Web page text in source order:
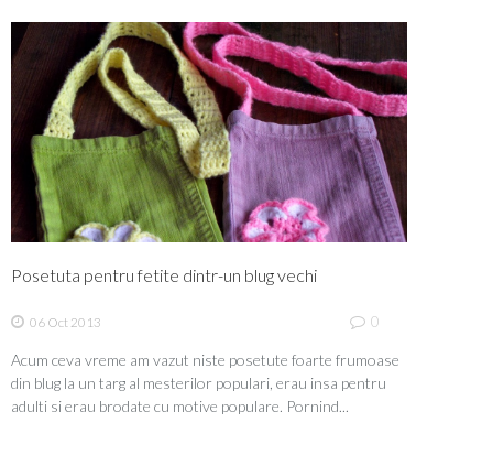
Posetuta pentru fetite dintr-un blug vechi
06 Oct 2013 0
Acum ceva vreme am vazut niste posetute foarte frumoase
din blug la un targ al mesterilor populari, erau insa pentru
adulti si erau brodate cu motive populare. Pornind...